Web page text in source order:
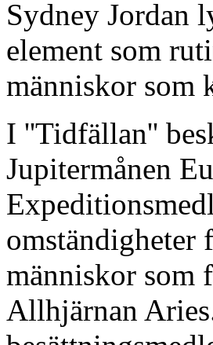
Sydney Jordan
element som
människor som
I ''Tidfällan''
Jupitermånen
omständigheter
människor som
Allhjärnan